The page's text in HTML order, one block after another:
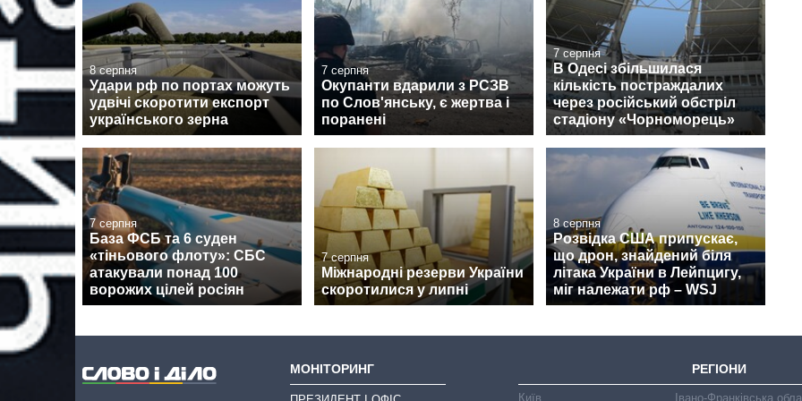
8 серпня
Удари рф по портах можуть
удвічі скоротити експорт
українського зерна
7 серпня
Окупанти вдарили з РСЗВ
по Слов'янську, є жертва і
поранені
7 серпня
В Одесі збільшилася
кількість постраждалих
через російський обстріл
стадіону «Чорноморець»
7 серпня
База ФСБ та 6 суден
«тіньового флоту»: СБС
атакували понад 100
ворожих цілей росіян
7 серпня
Міжнародні резерви України
скоротилися у липні
8 серпня
Розвідка США припускає,
що дрон, знайдений біля
літака України в Лейпцигу,
міг належати рф – WSJ
МОНІТОРИНГ РЕГІОНИ
Київ Івано-Франківська